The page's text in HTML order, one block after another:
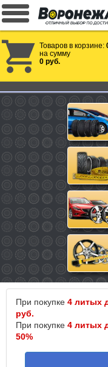
Товаров в корзине:
на сумму
0 руб.
При покупке 4 литых
руб.
При покупке 4 литых
50%